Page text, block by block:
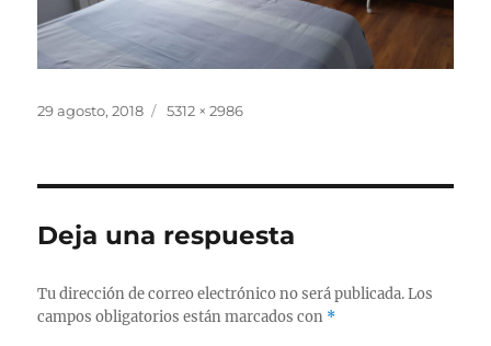
Publicado
29 agosto, 2018
Tamaño
5312 × 2986
Deja una respuesta
Tu dirección de correo electrónico no será publicada. Los
campos obligatorios están marcados con *